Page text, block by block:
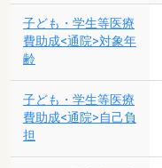
子ども・学生等医療
費助成<通院>対象年
齢
子ども・学生等医療
費助成<通院>自己負
担